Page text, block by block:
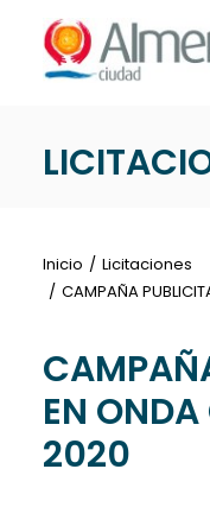
Nota:
este
accesibilidad.
EVENTOS
Español
Inicio
Licitaciones
CAMPAÑA
EN ONDA
2020